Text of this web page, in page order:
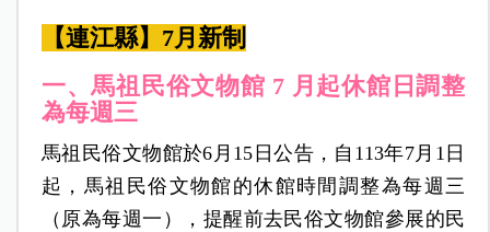
【連江縣】7月新制
一、馬祖民俗文物館 7 月起休館日調整
為每週三
馬祖民俗文物館於6月15日公告，自113年7月1日
起，馬祖民俗文物館的休館時間調整為每週三
（原為每週一），提醒前去民俗文物館參展的民